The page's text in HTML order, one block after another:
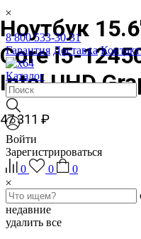
8 800 533-30-31
Гарантия Доставка
Каталог
Войти
Зарегистрироваться
0
0 0
недавние
удалить все
Ноутбук
Core i5-
Intel UHD
47 311 ₽